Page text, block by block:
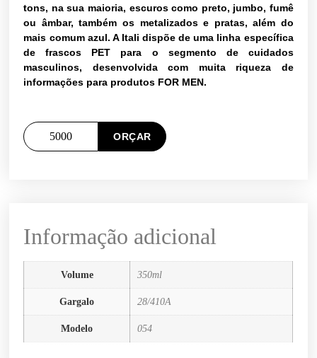
tons, na sua maioria, escuros como preto, jumbo, fumê
ou âmbar, também os metalizados e pratas, além do
mais comum azul. A Itali dispõe de uma linha específica
de frascos PET para o segmento de cuidados
masculinos, desenvolvida com muita riqueza de
informações para produtos FOR MEN.
ORÇAR
Informação adicional
Volume 350ml
Gargalo 28/410A
Modelo 054